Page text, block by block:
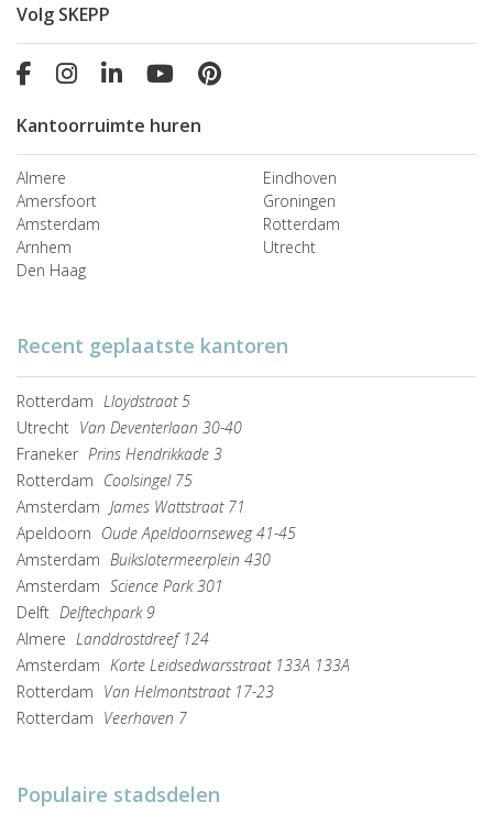
Volg SKEPP
Kantoorruimte huren
Almere
Amersfoort
Amsterdam
Arnhem
Den Haag
Eindhoven
Groningen
Rotterdam
Utrecht
Recent geplaatste kantoren
Rotterdam Lloydstraat 5
Utrecht Van Deventerlaan 30-40
Franeker Prins Hendrikkade 3
Rotterdam Coolsingel 75
Amsterdam James Wattstraat 71
Apeldoorn Oude Apeldoornseweg 41-45
Amsterdam Buikslotermeerplein 430
Amsterdam Science Park 301
Delft Delftechpark 9
Almere Landdrostdreef 124
Amsterdam Korte Leidsedwarsstraat 133A 133A
Rotterdam Van Helmontstraat 17-23
Rotterdam Veerhaven 7
Populaire stadsdelen